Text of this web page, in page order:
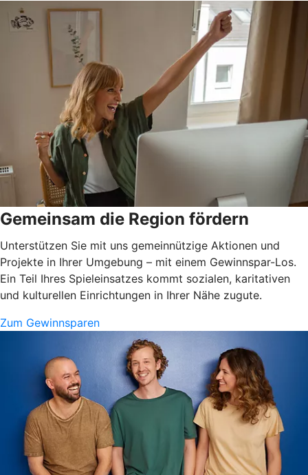
Gemeinsam die Region fördern
Unterstützen Sie mit uns gemeinnützige Aktionen und
Projekte in Ihrer Umgebung – mit einem Gewinnspar-Los.
Ein Teil Ihres Spieleinsatzes kommt sozialen, karitativen
und kulturellen Einrichtungen in Ihrer Nähe zugute.
Zum Gewinnsparen